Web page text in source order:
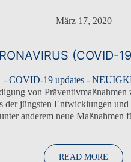
März 17, 2020
(COVID-
- COVID-19 updates-
von
der jüngsten Entwicklungen
anderem neue Maßnahmen
READ MORE